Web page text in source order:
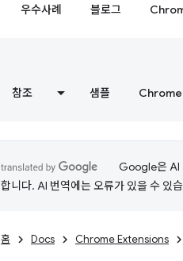
우수사례 블로그
참조 샘플
Google은 AI
합니다. AI 번역에는 오류가 있을 수 있
홈 Docs Chrome Extensions